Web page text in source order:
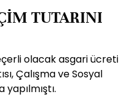
TUTARINI
olacak asgari ücreti
Çalışma ve Sosyal